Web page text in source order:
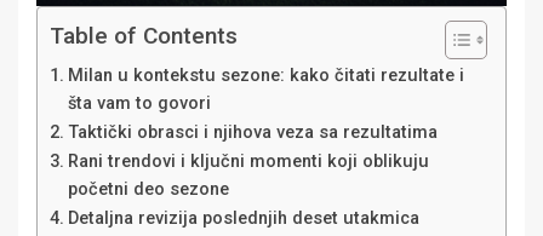
Table of Contents
Milan u kontekstu sezone: kako čitati rezultate i
šta vam to govori
Taktički obrasci i njihova veza sa rezultatima
Rani trendovi i ključni momenti koji oblikuju
početni deo sezone
Detaljna revizija poslednjih deset utakmica